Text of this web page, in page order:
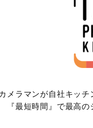
メラマンが自社キッ
『最短時間』で最高